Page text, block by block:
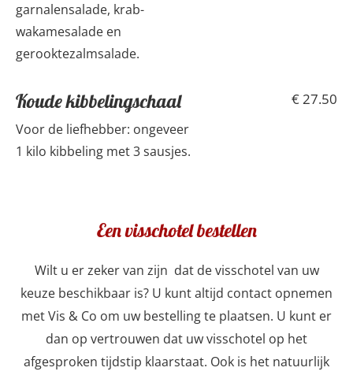
garnalensalade, krab-
wakamesalade en
gerooktezalmsalade.
Koude kibbelingschaal € 27.50
Voor de liefhebber: ongeveer
1 kilo kibbeling met 3 sausjes.
Een visschotel bestellen
Wilt u er zeker van zijn dat de visschotel van uw
keuze beschikbaar is? U kunt altijd contact opnemen
met Vis & Co om uw bestelling te plaatsen. U kunt er
dan op vertrouwen dat uw visschotel op het
afgesproken tijdstip klaarstaat. Ook is het natuurlijk